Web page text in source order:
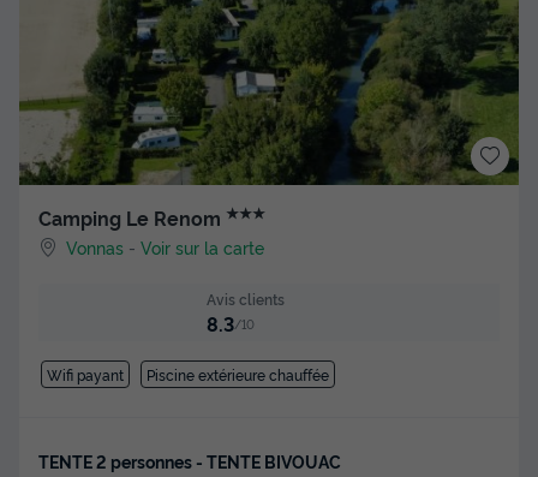
Camping Le Renom ★★★
Vonnas -Voir sur la carte
Avis clients
8.3/10
Wifi payant Piscine extérieure chauffée
TENTE 2 personnes - TENTE BIVOUAC